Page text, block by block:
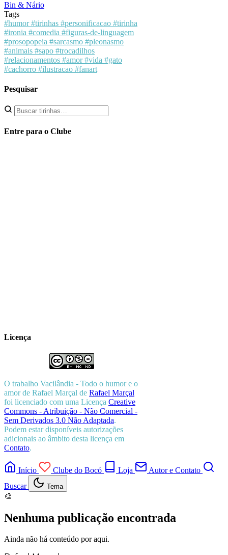
Bin & Nário
Tags
#humor#tirinhas #personificacao #tirinha
#ironia #comedia #figuras-de-linguagem
#prosopopeia #sarcasmo #pleonasmo
#animais #sapo #trocadilhos
#relacionamentos #amor#vida #gato
#cachorro #ilustracao #fanart
Pesquisar
Entre para o Clube
Licença
O trabalho Vacilândia - Todo o humor e o
amor de Rafael Marçal de Rafael Marçal
foi licenciado com uma Licença Creative
Commons - Atribuição - Não Comercial -
Sem Derivados 3.0 Não Adaptada.
Podem estar disponíveis autorizações
adicionais ao âmbito desta licença em
Contato.
Início Clube do Bocó Loja
Autor e Contato
Buscar
Tema
🎨
Nenhuma publicação encontrada
Ainda não há conteúdo por aqui.